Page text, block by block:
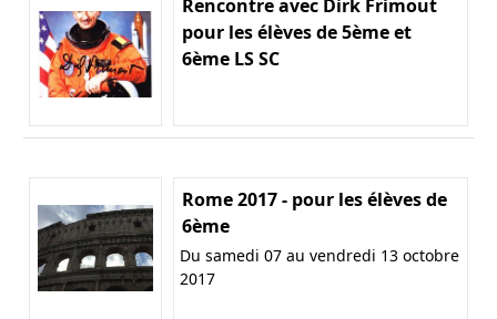
Rencontre avec Dirk Frimout
pour les élèves de 5ème et
6ème LS SC
Rome 2017 - pour les élèves de
6ème
Du samedi 07 au vendredi 13 octobre
2017